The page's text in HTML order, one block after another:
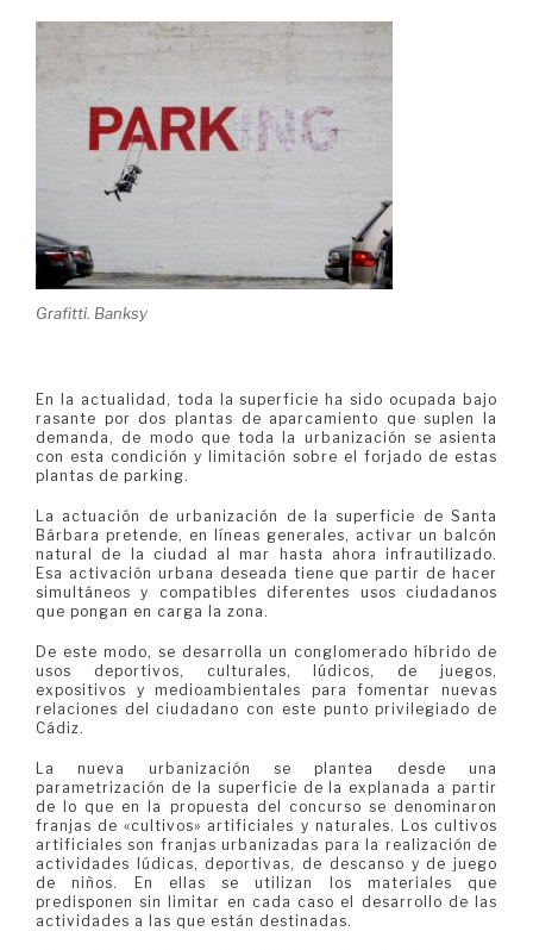
Grafitti. Banksy
En la actualidad, toda la superficie ha sido ocupada bajo
rasante por dos plantas de aparcamiento que suplen la
demanda, de modo que toda la urbanización se asienta
con esta condición y limitación sobre el forjado de estas
plantas de parking.
La actuación de urbanización de la superficie de Santa
Bárbara pretende, en líneas generales, activar un balcón
natural de la ciudad al mar hasta ahora infrautilizado.
Esa activación urbana deseada tiene que partir de hacer
simultáneos y compatibles diferentes usos ciudadanos
que pongan en carga la zona.
De este modo, se desarrolla un conglomerado híbrido de
usos deportivos, culturales, lúdicos, de juegos,
expositivos y medioambientales para fomentar nuevas
relaciones del ciudadano con este punto privilegiado de
Cádiz.
La nueva urbanización se plantea desde una
parametrización de la superficie de la explanada a partir
de lo que en la propuesta del concurso se denominaron
franjas de «cultivos» artificiales y naturales. Los cultivos
artificiales son franjas urbanizadas para la realización de
actividades lúdicas, deportivas, de descanso y de juego
de niños. En ellas se utilizan los materiales que
predisponen sin limitar en cada caso el desarrollo de las
actividades a las que están destinadas.